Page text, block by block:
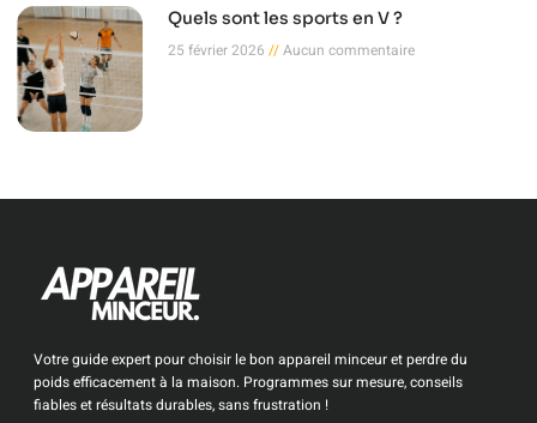
Quels sont les sports en V ?
25 février 2026
Aucun commentaire
Votre guide expert pour choisir le bon appareil minceur et perdre du
poids efficacement à la maison. Programmes sur mesure, conseils
fiables et résultats durables, sans frustration !